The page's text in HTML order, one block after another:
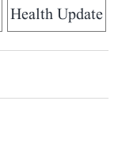
Health Update